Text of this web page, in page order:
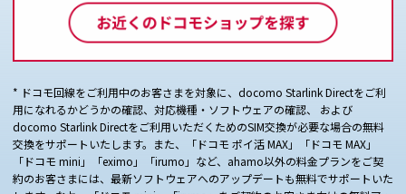
* ドコモ回線をご利用中のお客さまを対象に、docomo Starlink Directをご利
用になれるかどうかの確認、対応機種・ソフトウェアの確認、 および
docomo Starlink Directをご利用いただくためのSIM交換が必要な場合の無料
交換をサポートいたします。また、「ドコモ ポイ活 MAX」「ドコモ MAX」
「ドコモ mini」「eximo」「irumo」など、ahamo以外の料金プランをご契
約のお客さまには、最新ソフトウェアへのアップデートも無料でサポートいた